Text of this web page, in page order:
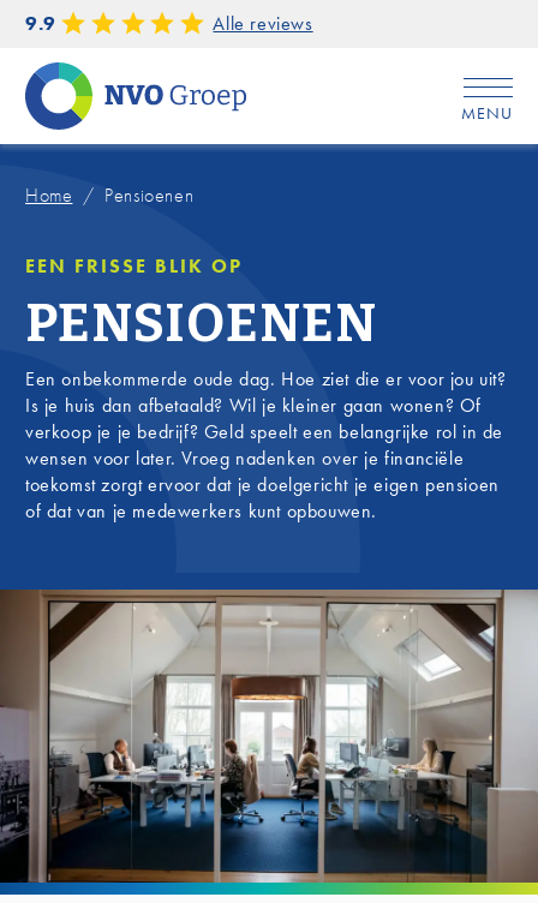
9.9 Alle reviews
MENU
Home / Pensioenen
EEN FRISSE BLIK OP
PENSIOENEN
Een onbekommerde oude dag. Hoe ziet die er voor jou uit?
Is je huis dan afbetaald? Wil je kleiner gaan wonen? Of
verkoop je je bedrijf? Geld speelt een belangrijke rol in de
wensen voor later. Vroeg nadenken over je financiële
toekomst zorgt ervoor dat je doelgericht je eigen pensioen
of dat van je medewerkers kunt opbouwen.